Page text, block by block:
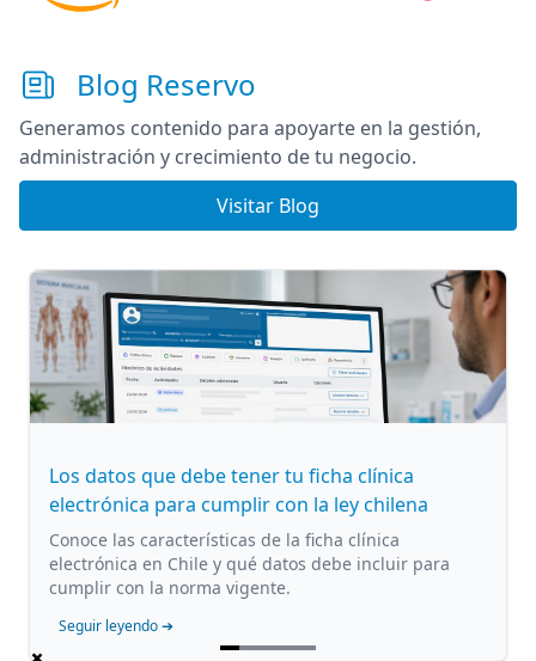
Blog Reservo
Generamos contenido para apoyarte en la gestión,
administración y crecimiento de tu negocio.
Visitar Blog
Los datos que debe tener tu ficha clínica
electrónica para cumplir con la ley chilena
Conoce las características de la ficha clínica
electrónica en Chile y qué datos debe incluir para
cumplir con la norma vigente.
Seguir leyendo ➔